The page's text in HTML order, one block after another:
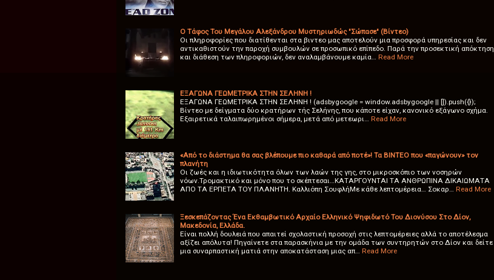
Ο Τάφος Του Μεγάλου Αλεξάνδρου Μυστηριωδώς "Σώπασε" (Βίντεο)
Oι πληροφορίες που διατίθενται στα βιντεο μας αποτελούν μια προσφορά υπηρεσίας και δεν
αντικαθιστούν την παροχή συμβουλών σε προσωπικό επίπεδο. Παρά την προσεκτική απόκτηση
και διάθεση των πληροφοριών, δεν αναλαμβάνουμε καμία…
Read More
ΕΞΑΓΩΝΑ ΓΕΩΜΕΤΡΙΚΑ ΣΤΗΝ ΣΕΛΗΝΗ !
ΕΞΑΓΩΝΑ ΓΕΩΜΕΤΡΙΚΑ ΣΤΗΝ ΣΕΛΗΝΗ ! (adsbygoogle = window.adsbygoogle || []).push({});
Βίντεο με δείγματα δύο κρατήρων τής Σελήνης, που κάποτε είχαν, κανονικό εξάγωνο σχήμα.
Εξαιρετικά ταλαιπωρημένοι σήμερα, μετά από μετεωρι…
Read More
«Από το διάστημα θα σας βλέπουμε πιο καθαρά από ποτέ»! Τα ΒΙΝΤΕΟ που «παγώνουν» τον
πλανήτη
Οι ζωές και η ιδιωτικότητα όλων των λαών της γης, στο μικροσκόπιο των νοσηρών
νόων.Τρομακτικό και μόνο που το σκέπτεσαι…ΚΑΤΑΡΓΟΥΝΤΑΙ ΤΑ ΑΝΘΡΩΠΙΝΑ ΔΙΚΑΙΩΜΑΤΑ
ΑΠΟ ΤΑ ΕΡΠΕΤΑ ΤΟΥ ΠΛΑΝΗΤΗ. Καλλιόπη ΣουφλήΜε κάθε λεπτομέρεια… Σοκαρ…
Read More
Ξεσκεπάζοντας Ένα Εκθαμβωτικό Αρχαίο Ελληνικό Ψηφιδωτό Του Διονύσου Στο Δίον,
Μακεδονία, Ελλάδα.
Είναι πολλή δουλειά που απαιτεί σχολαστική προσοχή στις λεπτομέρειες αλλά το αποτέλεσμα
αξίζει απόλυτα! Πηγαίνετε στα παρασκήνια με την ομάδα των συντηρητών στο Δίον και δείτε
μια συναρπαστική ματιά στην αποκατάσταση μιας απ…
Read More